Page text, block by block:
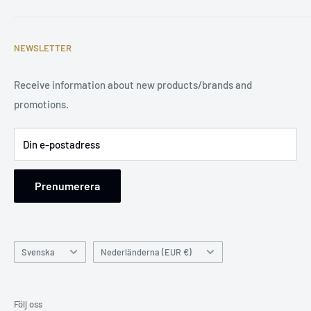
Villkor för tjänsten
Address: Damsterweg 2, 9628 BT Siddeburen, Netherlands
NEWSLETTER
Receive information about new products/brands and
promotions.
Din e-postadress
Prenumerera
Språk
Svenska Land/region
Nederländerna (EUR €)
Följ oss